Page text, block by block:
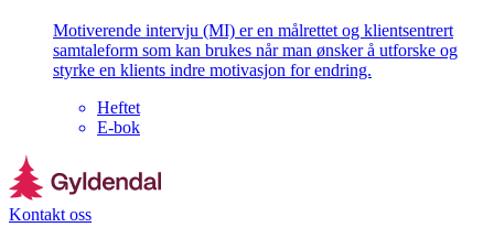
Motiverende intervju (MI) er en målrettet og klientsentrert
samtaleform som kan brukes når man ønsker å utforske og
styrke en klients indre motivasjon for endring.
Heftet
E-bok
Kontakt oss